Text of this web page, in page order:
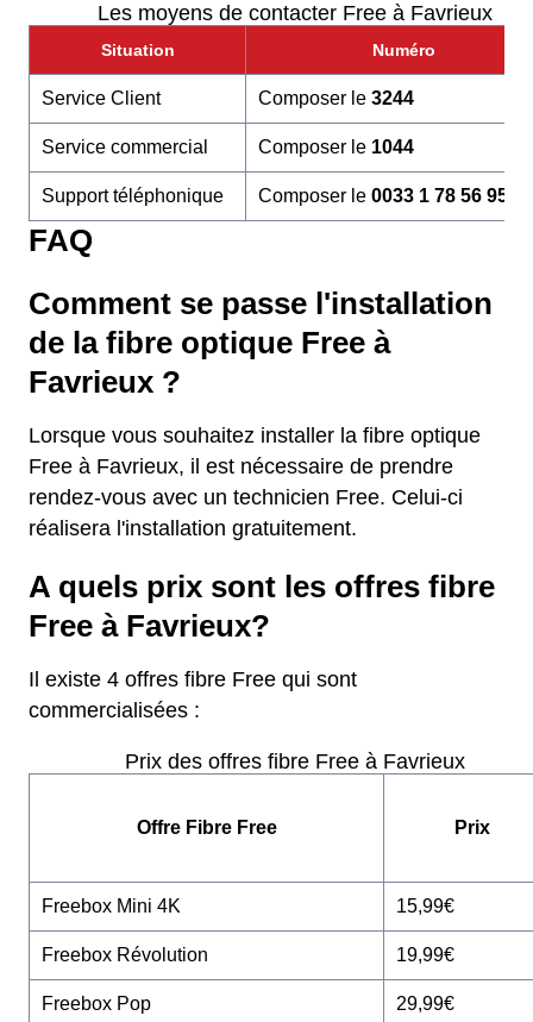
Les moyens de contacter Free à Favrieux
Situation Numéro
Service Client Composer le 3244
Service commercial Composer le 1044
Support téléphonique Composer le 0033 1 78 56 95 60
FAQ
Comment se passe l'installation
de la fibre optique Free à
Favrieux ?
Lorsque vous souhaitez installer la fibre optique
Free à Favrieux, il est nécessaire de prendre
rendez-vous avec un technicien Free. Celui-ci
réalisera l'installation gratuitement.
A quels prix sont les offres fibre
Free à Favrieux?
Il existe 4 offres fibre Free qui sont
commercialisées :
Prix des offres fibre Free à Favrieux
Offre Fibre Free Prix
Freebox Mini 4K 15,99€
Freebox Révolution 19,99€
Freebox Pop 29,99€